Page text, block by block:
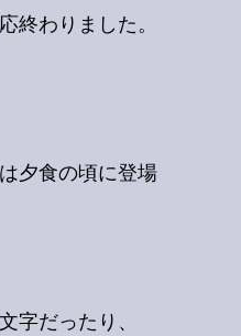
終わりました。
夕食の頃に登場
字だったり、